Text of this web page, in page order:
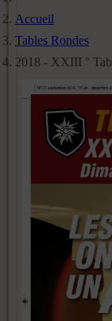
Accueil
Tables Rondes
2018 - XXIII °